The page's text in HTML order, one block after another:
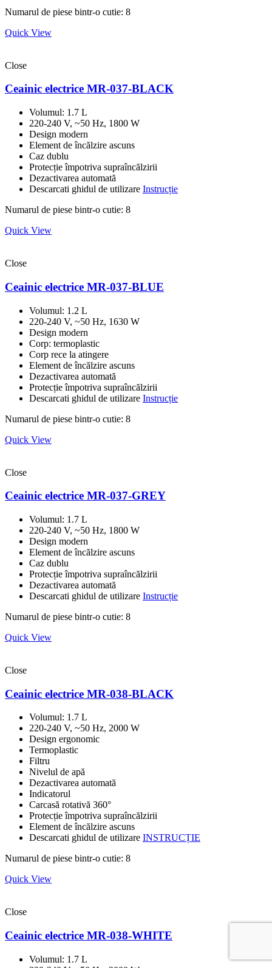
Numarul de piese bintr-o cutie: 8
Quick View
Close
Ceainic electrice MR-037-BLACK
Volumul: 1.7 L
220-240 V, ~50 Hz, 1800 W
Design modern
Element de încălzire ascuns
Caz dublu
Protecție împotriva supraîncălzirii
Dezactivarea automată
Descarcati ghidul de utilizare Instrucție
Numarul de piese bintr-o cutie: 8
Quick View
Close
Ceainic electrice MR-037-BLUE
Volumul: 1.2 L
220-240 V, ~50 Hz, 1630 W
Design modern
Corp: termoplastic
Corp rece la atingere
Element de încălzire ascuns
Dezactivarea automată
Protecție împotriva supraîncălzirii
Descarcati ghidul de utilizare Instrucție
Numarul de piese bintr-o cutie: 8
Quick View
Close
Ceainic electrice MR-037-GREY
Volumul: 1.7 L
220-240 V, ~50 Hz, 1800 W
Design modern
Element de încălzire ascuns
Caz dublu
Protecție împotriva supraîncălzirii
Dezactivarea automată
Descarcati ghidul de utilizare Instrucție
Numarul de piese bintr-o cutie: 8
Quick View
Close
Ceainic electrice MR-038-BLACK
Volumul: 1.7 L
220-240 V, ~50 Hz, 2000 W
Design ergonomic
Termoplastic
Filtru
Nivelul de apă
Dezactivarea automată
Indicatorul
Carcasă rotativă 360°
Protecție împotriva supraîncălzirii
Element de încălzire ascuns
Descarcati ghidul de utilizare INSTRUCȚIE
Numarul de piese bintr-o cutie: 8
Quick View
Close
Ceainic electrice MR-038-WHITE
Volumul: 1.7 L